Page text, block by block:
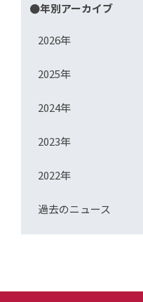
●年別アーカイブ
2026年
2025年
2024年
2023年
2022年
過去のニュース